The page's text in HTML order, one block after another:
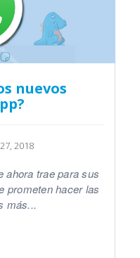
nuevos
2018
ahora trae para sus
prometen hacer las
más...